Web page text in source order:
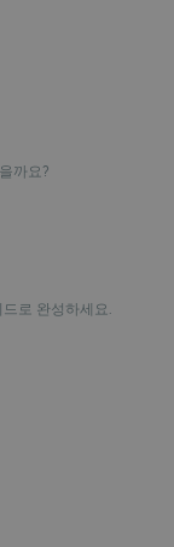
까요?
로 완성하세요.